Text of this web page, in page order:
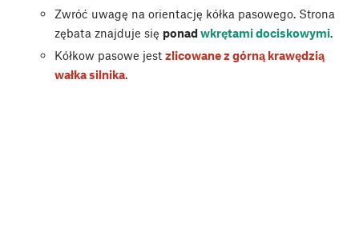
Zwróć uwagę na orientację kółka pasowego. Strona
zębata znajduje się ponadwkrętami dociskowymi.
Kółkow pasowe jest zlicowane z górną krawędzią
wałka silnika.